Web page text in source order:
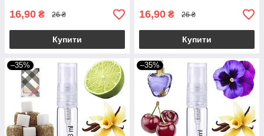
16,90 ₴ 26 ₴
Купити
16,90 ₴ 26 ₴
Купити
–35% –35%